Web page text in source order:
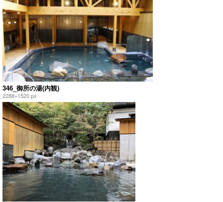
346_御所の湯(内観)
2288×1520 px